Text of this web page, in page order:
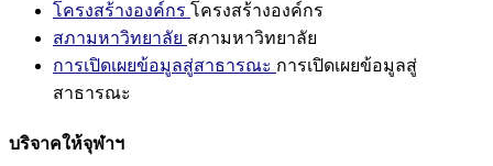
โครงสร้างองค์กร โครงสร้างองค์กร
สภามหาวิทยาลัย สภามหาวิทยาลัย
การเปิดเผยข้อมูลสู่สาธารณะ การเปิดเผยข้อมูลสู่
สาธารณะ
บริจาคให้จุฬาฯ